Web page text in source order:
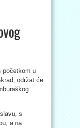
početkom u
održat će
s
a na